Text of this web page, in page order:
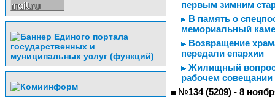
первым зимним
В память о
мемориальный
Возвращение
передали епархии
Жилищный вопрос
рабочем совещании
№134 (5209) - 8